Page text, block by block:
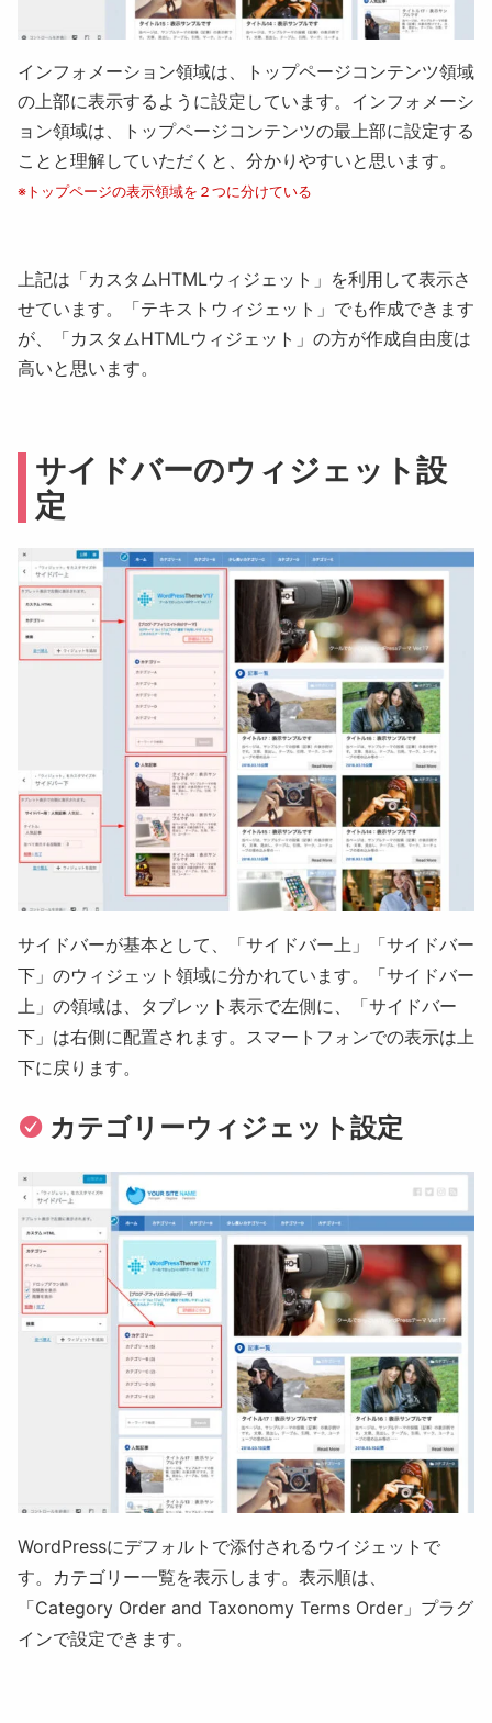
インフォメーション領域は、トップページコンテンツ領域
の上部に表示するように設定しています。インフォメーシ
ョン領域は、
トップページコンテンツの最上部に設定する
ことと理解していただくと、分かりやすいと思います。
※トップページの表示領域を２つに分けている
上記は「カスタムHTMLウィジェット 」を利用して表示さ
せています。「テキストウィジェット 」でも作成できます
が、「カスタムHTMLウィジェット」の方が作成自由度は
高いと思います。
サイドバーのウィジェット設
定
サイドバーが基本として、「サイドバー上 」「サイドバー
下 」のウィジェット領域に分かれています。「サイドバー
上」の領域は、タブレット表示で左側に、「サイドバー
下」は右側に配置されます。スマートフォンでの表示は上
下に戻ります。
カテゴリーウィジェット設定
WordPressにデフォルトで添付されるウイジェットで
す。カテゴリー一覧を表示します。表示順は、
「Category Order and Taxonomy Terms Order 」プラグ
インで設定できます。